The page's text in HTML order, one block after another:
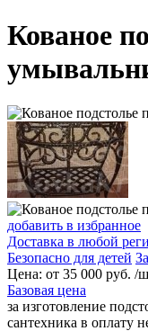
Кованое
добавить в избранное
Доставка в любой
Безопасно для детей
Цена: от 35 000 руб. /
Базовая цена
за изготовление
сантехника в оплату